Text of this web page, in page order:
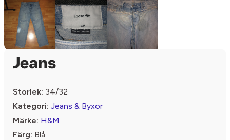
Jeans
Storlek: 34/32
Kategori: Jeans & Byxor
Märke: H&M
Färg: Blå